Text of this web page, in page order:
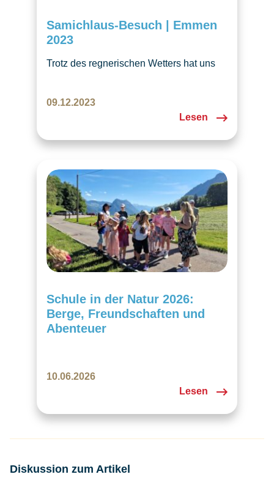
Samichlaus-Besuch | Emmen
2023
Trotz des regnerischen Wetters hat uns
Luzern erlebten wir in Emmen einen
zauberhaften Nachmittag voller Freude
fast 30 Kinder mit ihren Eltern unserer
Gruppe an…
09.12.2023
Lesen
Schule in der Natur 2026:
Berge, Freundschaften und
Abenteuer
10.06.2026
Lesen
Diskussion zum Artikel